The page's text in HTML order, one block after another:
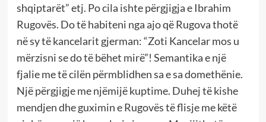
shqiptarët” etj. Po cila ishte përgjigja e Ibrahim
Rugovës. Do të habiteni nga ajo që Rugova thotë
në sy të kancelarit gjerman: “Zoti Kancelar mos u
mërzisni se do të bëhet mirë”! Semantika e një
fjalie me të cilën përmblidhen sa e sa domethënie.
Një përgjigje me njëmijë kuptime. Duhej të kishe
mendjen dhe guximin e Rugovës të flisje me këtë